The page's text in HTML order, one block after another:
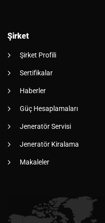
Şirket
Şirket Profili
Sertifikalar
Haberler
Güç Hesaplamaları
Jeneratör Servisi
Jeneratör Kiralama
Makaleler